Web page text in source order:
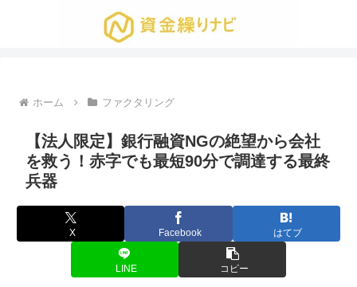
ホーム ファクタリング
【法人限定】銀行融資NGの絶望から会社
を救う！赤字でも最短90分で調達する最終
兵器
X Facebook はてブ
LINE コピー